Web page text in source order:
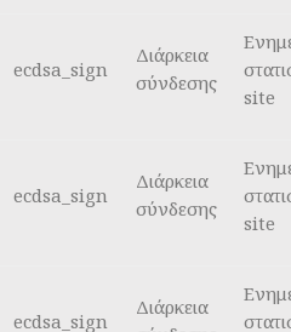
ecdsa_sign
Διάρκεια
σύνδεσης
site
ecdsa_sign
Διάρκεια
σύνδεσης
site
ecdsa_sign
Διάρκεια